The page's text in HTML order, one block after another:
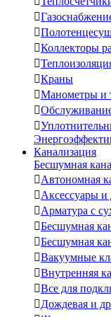


Коллекторы

Краны
Манометры и


Канализация
Бесшумная
Автономная
Аксессуары и
Арматура с
Бесшумная
Бесшумная
Вакуумные
Внутренняя
Все для
Дождевая и